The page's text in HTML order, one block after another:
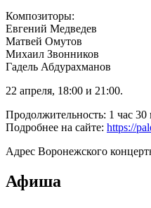
Композиторы:
Евгений Медведев
Матвей Омутов
Михаил Звонников
Гадель Абдурахманов
22 апреля, 18:00 и 21:00.
Продолжительность: 1 час 30
Подробнее на сайте: https://
Адрес Воронежского
Афиша